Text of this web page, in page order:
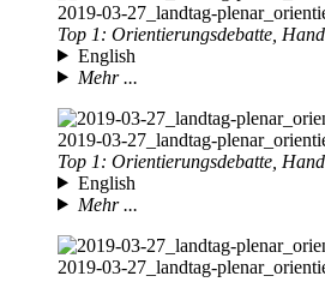
2019-03-27 _landtag-
Top 1: Orientierungsdebatte,
English
Mehr ...
2019-03-27 _landtag-
Top 1: Orientierungsdebatte,
English
Mehr ...
2019-03-27 _landtag-